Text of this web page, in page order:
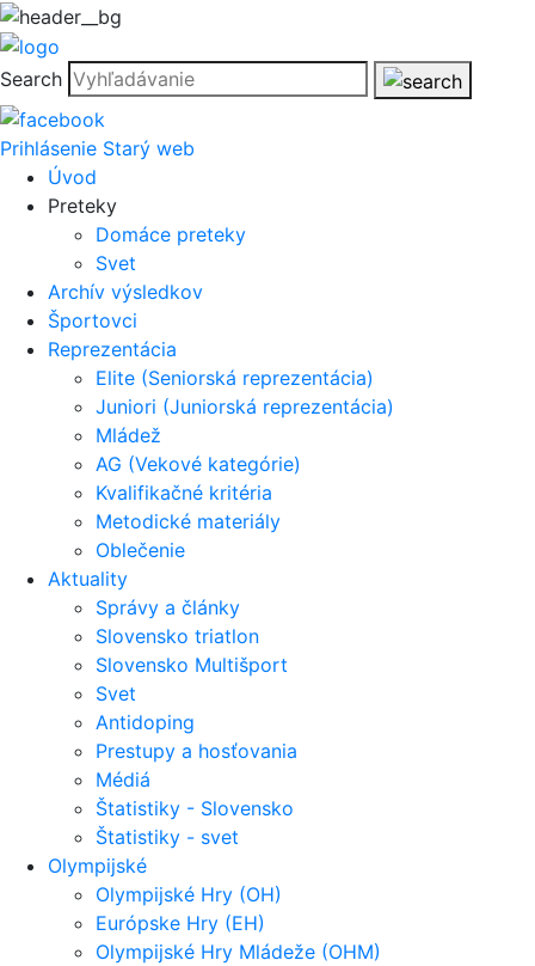
Search
Prihlásenie Starý web
Úvod
Preteky
Domáce preteky
Svet
Archív výsledkov
Športovci
Reprezentácia
Elite (Seniorská reprezentácia)
Juniori (Juniorská reprezentácia)
Mládež
AG (Vekové kategórie)
Kvalifikačné kritéria
Metodické materiály
Oblečenie
Aktuality
Správy a články
Slovensko triatlon
Slovensko Multišport
Svet
Antidoping
Prestupy a hosťovania
Médiá
Štatistiky - Slovensko
Štatistiky - svet
Olympijské
Olympijské Hry (OH)
Európske Hry (EH)
Olympijské Hry Mládeže (OHM)